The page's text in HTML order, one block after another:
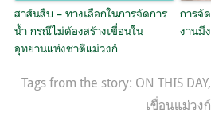
สาส์นสืบ – ทางเลือกในการจัดการ
น้ำ กรณีไม่ต้องสร้างเขื่อนใน
อุทยานแห่งชาติแม่วงก์
การจั
งานมึ
Tags from the story: ON THIS DAY,
เขื่อนแม่วงก์